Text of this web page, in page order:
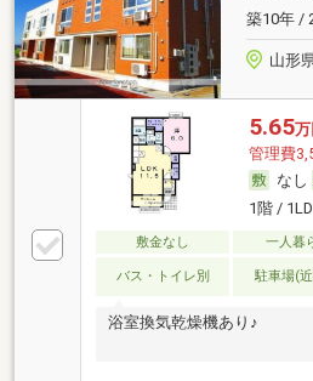
築10年 /
山形
5.65万
管理費
なし
1階 /
敷金なし 一人暮
バス・トイレ別 駐車場(
浴室換気乾燥機あり♪